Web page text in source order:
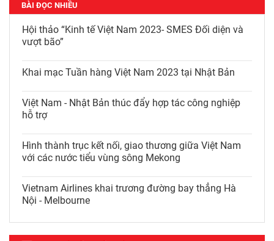
BÀI ĐỌC NHIỀU
Hội thảo “Kinh tế Việt Nam 2023- SMES Đối diện và
vượt bão”
Khai mạc Tuần hàng Việt Nam 2023 tại Nhật Bản
Việt Nam - Nhật Bản thúc đẩy hợp tác công nghiệp
hỗ trợ
Hình thành trục kết nối, giao thương giữa Việt Nam
với các nước tiểu vùng sông Mekong
Vietnam Airlines khai trương đường bay thẳng Hà
Nội - Melbourne